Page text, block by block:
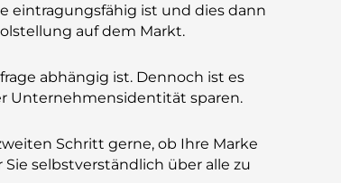
eintragungsfähig ist und dies dann
auf dem Markt.
abhängig ist. Dennoch ist es
Unternehmensidentität sparen.
Schritt gerne, ob Ihre Marke
selbstverständlich über alle zu